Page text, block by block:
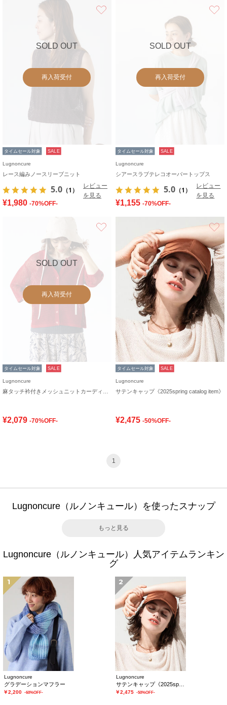
SOLD OUT
再入荷受付
タイムセール対象 SALE
Lugnoncure
レース編みノースリーブニット
5.0 （1）
レビュー
を見る
¥1,980 -70%OFF-
SOLD OUT
再入荷受付
タイムセール対象 SALE
Lugnoncure
シアースラブテレコオーバートップス
5.0 （1）
レビュー
を見る
¥1,155 -70%OFF-
SOLD OUT
再入荷受付
タイムセール対象 SALE
Lugnoncure
¥2,079 -70%OFF-
タイムセール対象 SALE
Lugnoncure
サテンキャップ《2025spring catalog item》
¥2,475 -50%OFF-
1
Lugnoncure（ルノンキュール）を使ったスナップ
もっと見る
Lugnoncure（ルノンキュール）人気アイテムランキン
グ
1
Lugnoncure
グラデーションマフラー
￥2,200 -60%OFF-
2
Lugnoncure
￥2,475 -50%OFF-